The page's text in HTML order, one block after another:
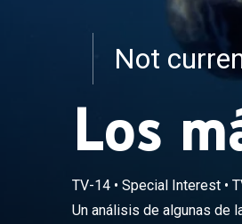
Not
Los
TV-14• Special Interest•
Un análisis de algunas de